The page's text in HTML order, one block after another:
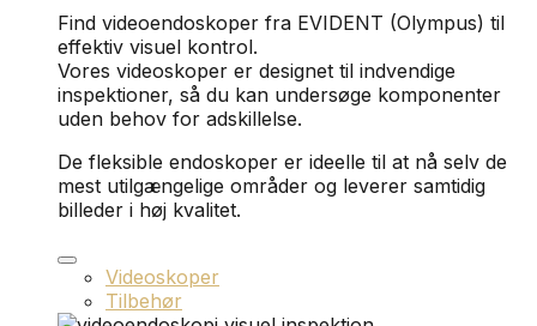
Find videoendoskoper fra EVIDENT (Olympus) til
effektiv visuel kontrol.
Vores videoskoper er designet til indvendige
inspektioner, så du kan undersøge komponenter
uden behov for adskillelse.
De fleksible endoskoper er ideelle til at nå selv de
mest utilgængelige områder og leverer samtidig
billeder i høj kvalitet.
Videoskoper
Tilbehør